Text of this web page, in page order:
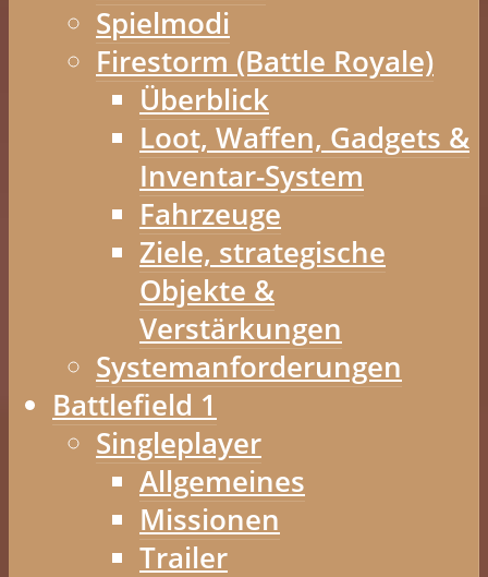
Spielmodi
Firestorm (Battle Royale)
Überblick
Loot, Waffen, Gadgets &
Inventar-System
Fahrzeuge
Ziele, strategische
Objekte &
Verstärkungen
Systemanforderungen
Battlefield 1
Singleplayer
Allgemeines
Missionen
Trailer